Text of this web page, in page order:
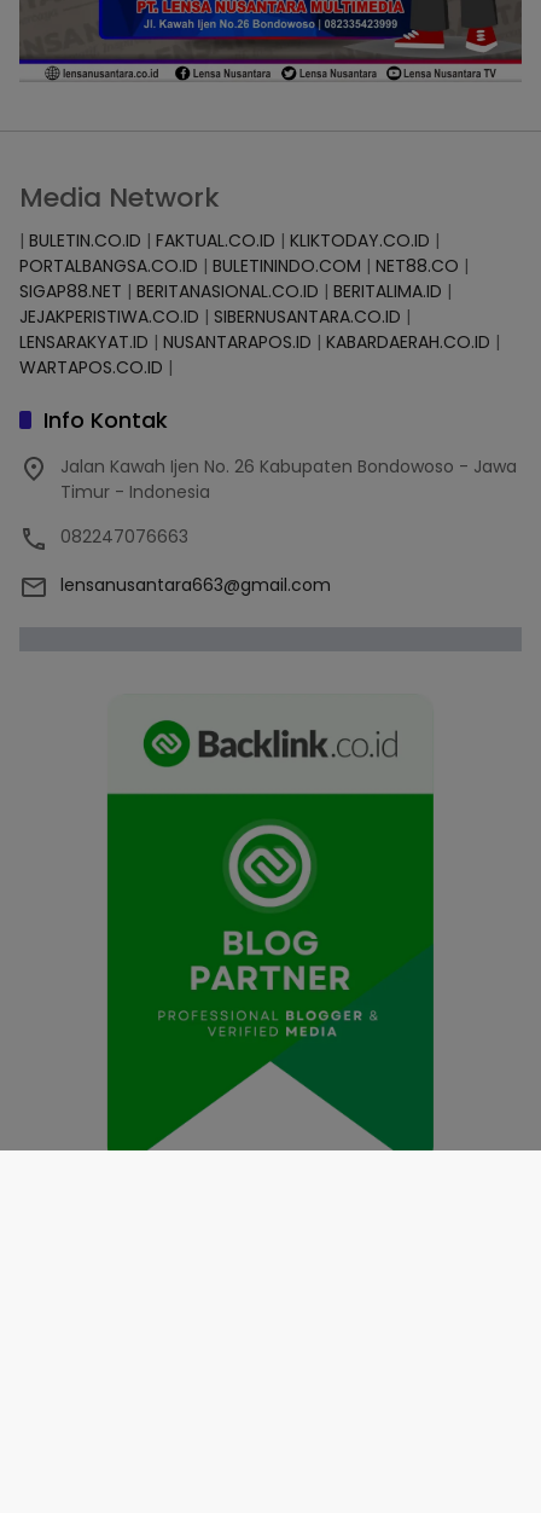
Media Network
| BULETIN.CO.ID | FAKTUAL.CO.ID | KLIKTODAY.CO.ID |
PORTALBANGSA.CO.ID | BULETININDO.COM | NET88.CO |
SIGAP88.NET | BERITANASIONAL.CO.ID | BERITALIMA.ID |
JEJAKPERISTIWA.CO.ID | SIBERNUSANTARA.CO.ID |
LENSARAKYAT.ID | NUSANTARAPOS.ID | KABARDAERAH.CO.ID |
WARTAPOS.CO.ID |
Info Kontak
Jalan Kawah Ijen No. 26 Kabupaten Bondowoso - Jawa
Timur - Indonesia
082247076663
lensanusantara663@gmail.com